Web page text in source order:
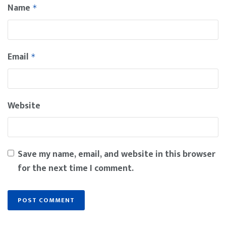
Name *
Email *
Website
Save my name, email, and website in this browser
for the next time I comment.